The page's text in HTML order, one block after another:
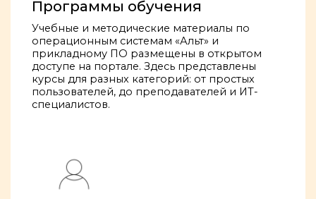
Программы обучения
Учебные и методические материалы по
операционным системам «Альт» и
прикладному ПО размещены в открытом
доступе на портале. Здесь представлены
курсы для разных категорий: от простых
пользователей, до преподавателей и ИТ-
специалистов.